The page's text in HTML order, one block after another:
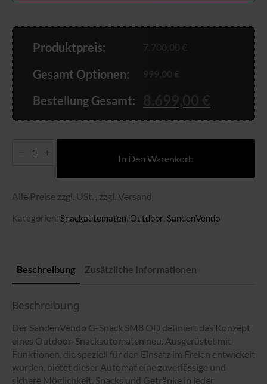
Produktpreis:
Gesamt Optionen:
Bestellung Gesamt:
Snack
In Den Warenkorb
Alle Preise zzgl. USt. , zzgl. Versand
Kategorien: Snackautomaten, Outdoor, SandenVendo
Beschreibung Zusätzliche Informationen
Beschreibung
Der SandenVendo G-Snack SM8 OD definiert das Konzept
eines Outdoor-Snackautomaten neu. Ausgerüstet mit
Funktionen, die speziell für den Einsatz im Freien entwickelt
wurden, bietet dieser Automat eine zuverlässige und
sichere Möglichkeit, Snacks und Getränke in jeder